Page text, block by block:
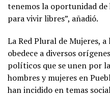
tenemos la oportunidad
para vivir libres”, añadió.
La Red Plural de Mujeres,
obedece a diversos
políticos que se unen por
hombres y mujeres en
han incidido en temas